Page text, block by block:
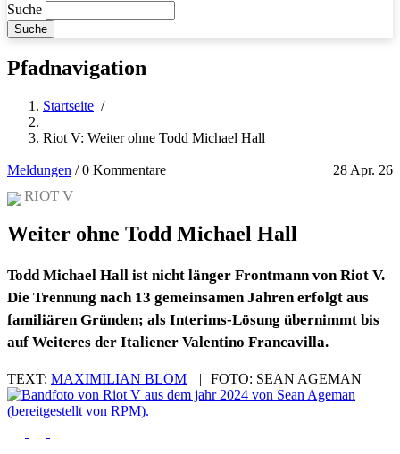
Suche
Pfadnavigation
Startseite /
Riot V: Weiter ohne Todd Michael Hall
Meldungen 28 Apr. 26
/0 Kommentare
RIOT V
Weiter ohne Todd Michael Hall
Todd Michael Hall ist nicht länger Frontmann von Riot V.
Die Trennung nach 13 gemeinsamen Jahren erfolgt aus
familiären Gründen; als Interims-Lösung übernimmt bis
auf Weiteres der Italiener Valentino Francavilla.
TEXT: MAXIMILIAN BLOM | FOTO: SEAN AGEMAN